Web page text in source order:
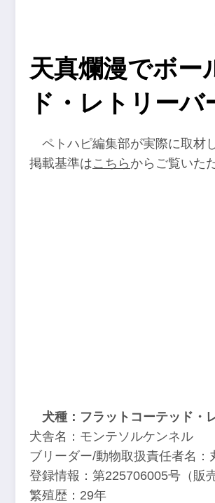
天真爛漫でボー
ド・レトリーバ
ペトハピ編集部が実際に取材
掲載基準はこちら からご覧いた
犬種：フラットコーテッド・
犬舎名：モンテソルケンネル
ブリーダー/動物取扱責任者名：
登録情報：第225706005号（販売
繁殖歴：29年